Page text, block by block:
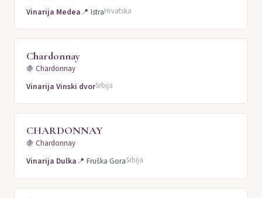
Vinarija Medea📍 IstraHrvatska
Chardonnay
🍇 Chardonnay
Vinarija Vinski dvorSrbija
CHARDONNAY
🍇 Chardonnay
Vinarija Dulka📍 Fruška GoraSrbija